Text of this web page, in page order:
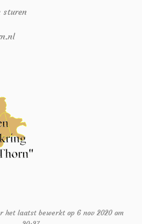
sturen
het laatst bewerkt op 6 nov 2020 om